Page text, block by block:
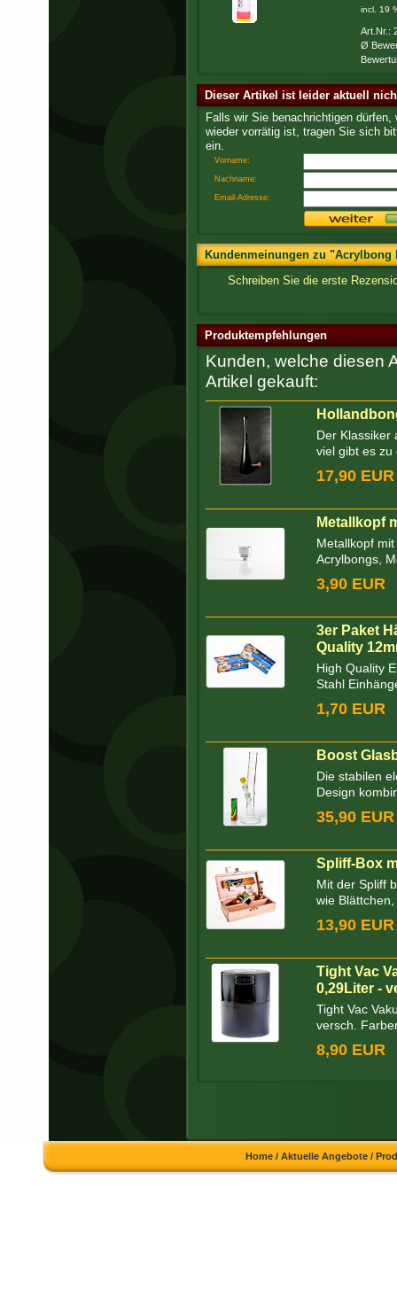
incl. 19
Art.Nr.:
Ø
Dieser Artikel ist leider aktuell
Falls wir Sie benachrichtigen dürfen,
wieder vorrätig ist, tragen Sie sich
ein.
Vorname:
Nachname:
Email-Adresse:
Kundenmeinungen zu "Acrylbong
Schreiben Sie die erste
Produktempfehlungen
Kunden, welche diesen
Artikel gekauft:
Der Klassiker
viel gibt es zu
17,90 EUR
Metallkopf
Metallkopf
Acrylbongs,
3,90 EUR
3er Paket
Quality
High Quality
Stahl
1,70 EUR
Boost
Die stabilen
Design
35,90 EUR
Spliff-Box
Mit der Spliff
wie
13,90 EUR
Tight Vac
0,29Liter -
Tight Vac
versch.
8,90 EUR
Home /Aktuelle Angebote /